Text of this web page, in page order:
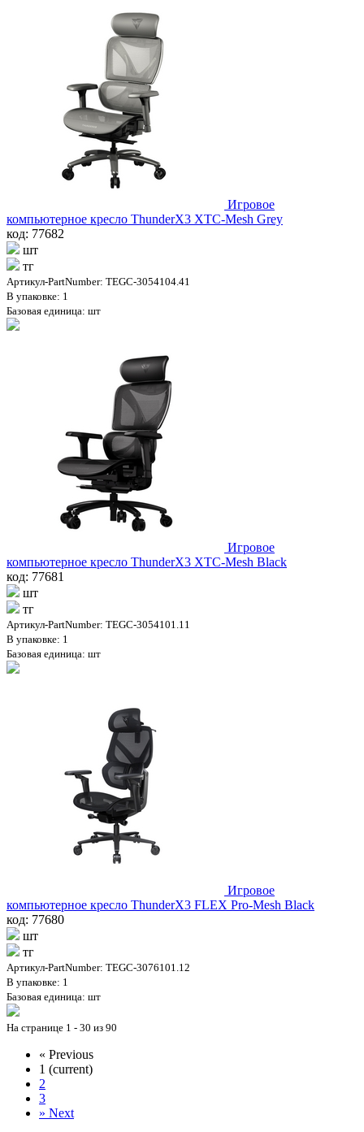
Игровое
компьютерное кресло ThunderX3 XTC-Mesh Grey
код: 77682
шт
тг
Артикул-PartNumber: TEGC-3054104.41
В упаковке: 1
Базовая единица: шт
Игровое
компьютерное кресло ThunderX3 XTC-Mesh Black
код: 77681
шт
тг
Артикул-PartNumber: TEGC-3054101.11
В упаковке: 1
Базовая единица: шт
Игровое
компьютерное кресло ThunderX3 FLEX Pro-Mesh Black
код: 77680
шт
тг
Артикул-PartNumber: TEGC-3076101.12
В упаковке: 1
Базовая единица: шт
На странице 1 - 30 из 90
« Previous
1 (current)
2
3
» Next